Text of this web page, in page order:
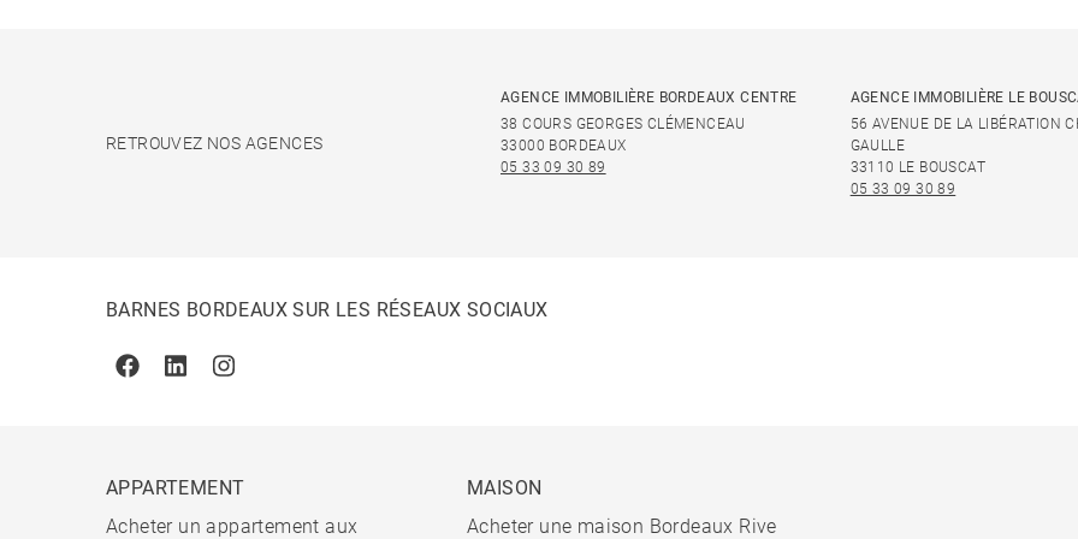
RETROUVEZ NOS AGENCES
AGENCE IMMOBILIÈRE BORDEAUX CENTRE
38 COURS GEORGES CLÉMENCEAU
33000 BORDEAUX
05 33 09 30 89
AGENCE IMMOBILIÈRE LE
56 AVENUE DE LA LIBÉRATION
GAULLE
33110 LE BOUSCAT
05 33 09 30 89
BARNES BORDEAUX SUR LES RÉSEAUX SOCIAUX
FacebookLinkedinInstagram
APPARTEMENT
Acheter un appartement aux
MAISON
Acheter une maison Bordeaux Rive